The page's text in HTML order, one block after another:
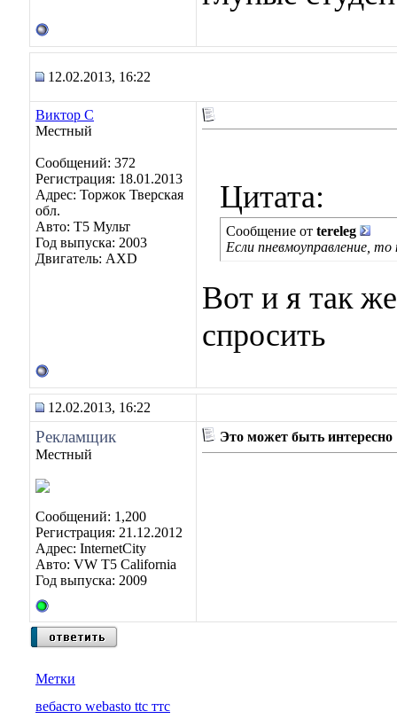
12.02.2013, 16:22
Виктор С
Местный
Сообщений: 372
Регистрация: 18.01.2013
Адрес: Торжок Тверская
обл.
Авто: Т5 Мульт
Год выпуска: 2003
Двигатель: AXD
Цитата:
Сообщение от tereleg
Если пневмоуправление,
Вот и я так
спросить
12.02.2013, 16:22
Рекламщик
Местный
Сообщений: 1,200
Регистрация: 21.12.2012
Адрес: InternetCity
Авто: VW T5 California
Год выпуска: 2009
Это может быть интересно
Метки
вебасто webasto ttc ттс